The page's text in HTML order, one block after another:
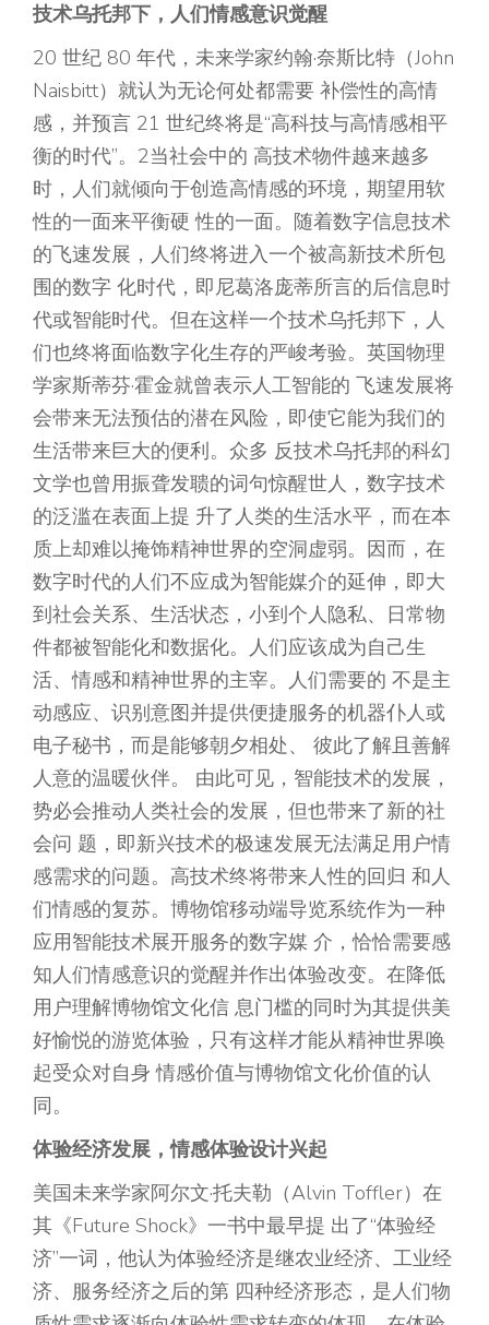
技术乌托邦下，人们情感意识觉醒
20 世纪 80 年代，未来学家约翰·奈斯比特（John
Naisbitt）就认为无论何处都需要 补偿性的高情
感，并预言 21 世纪终将是“高科技与高情感相平
衡的时代”。2当社会中的 高技术物件越来越多
时，人们就倾向于创造高情感的环境，期望用软
性的一面来平衡硬 性的一面。随着数字信息技术
的飞速发展，人们终将进入一个被高新技术所包
围的数字 化时代，即尼葛洛庞蒂所言的后信息时
代或智能时代。但在这样一个技术乌托邦下，人
们也终将面临数字化生存的严峻考验。英国物理
学家斯蒂芬·霍金就曾表示人工智能的 飞速发展将
会带来无法预估的潜在风险，即使它能为我们的
生活带来巨大的便利。众多 反技术乌托邦的科幻
文学也曾用振聋发聩的词句惊醒世人，数字技术
的泛滥在表面上提 升了人类的生活水平，而在本
质上却难以掩饰精神世界的空洞虚弱。因而，在
数字时代的人们不应成为智能媒介的延伸，即大
到社会关系、生活状态，小到个人隐私、日常物
件都被智能化和数据化。人们应该成为自己生
活、情感和精神世界的主宰。人们需要的 不是主
动感应、识别意图并提供便捷服务的机器仆人或
电子秘书，而是能够朝夕相处、 彼此了解且善解
人意的温暖伙伴。 由此可见，智能技术的发展，
势必会推动人类社会的发展，但也带来了新的社
会问 题，即新兴技术的极速发展无法满足用户情
感需求的问题。高技术终将带来人性的回归 和人
们情感的复苏。博物馆移动端导览系统作为一种
应用智能技术展开服务的数字媒 介，恰恰需要感
知人们情感意识的觉醒并作出体验改变。在降低
用户理解博物馆文化信 息门槛的同时为其提供美
好愉悦的游览体验，只有这样才能从精神世界唤
起受众对自身 情感价值与博物馆文化价值的认
同。
体验经济发展，情感体验设计兴起
美国未来学家阿尔文·托夫勒（Alvin Toffler）在
其《Future Shock》一书中最早提 出了“体验经
济”一词，他认为体验经济是继农业经济、工业经
济、服务经济之后的第 四种经济形态，是人们物